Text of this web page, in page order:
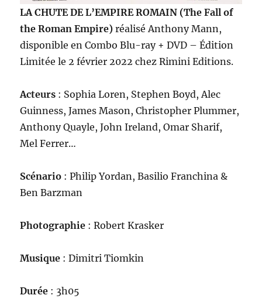
LA CHUTE DE L’EMPIRE ROMAIN (The Fall of
the Roman Empire) réalisé Anthony Mann,
disponible en Combo Blu-ray + DVD – Édition
Limitée le 2 février 2022 chez Rimini Editions.
Acteurs : Sophia Loren, Stephen Boyd, Alec
Guinness, James Mason, Christopher Plummer,
Anthony Quayle, John Ireland, Omar Sharif,
Mel Ferrer…
Scénario : Philip Yordan, Basilio Franchina &
Ben Barzman
Photographie : Robert Krasker
Musique : Dimitri Tiomkin
Durée : 3h05